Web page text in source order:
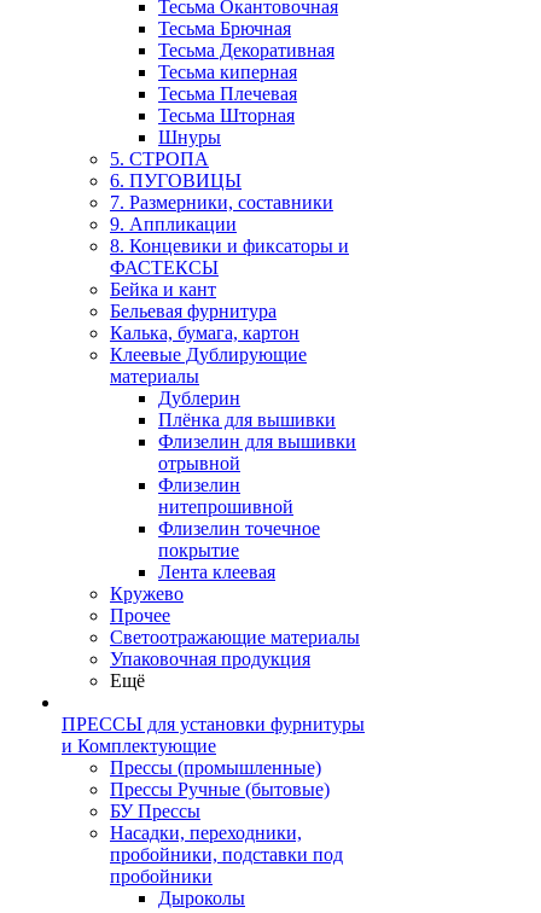
Тесьма Окантовочная
Тесьма Брючная
Тесьма Декоративная
Тесьма киперная
Тесьма Плечевая
Тесьма Шторная
Шнуры
5. СТРОПА
6. ПУГОВИЦЫ
7. Размерники, составники
9. Аппликации
8. Концевики и фиксаторы и
ФАСТЕКСЫ
Бейка и кант
Бельевая фурнитура
Калька, бумага, картон
Клеевые Дублирующие
материалы
Дублерин
Плёнка для вышивки
Флизелин для вышивки
отрывной
Флизелин
нитепрошивной
Флизелин точечное
покрытие
Лента клеевая
Кружево
Прочее
Светоотражающие материалы
Упаковочная продукция
Ещё
ПРЕССЫ для установки фурнитуры
и Комплектующие
Прессы (промышленные)
Прессы Ручные (бытовые)
БУ Прессы
Насадки, переходники,
пробойники, подставки под
пробойники
Дыроколы